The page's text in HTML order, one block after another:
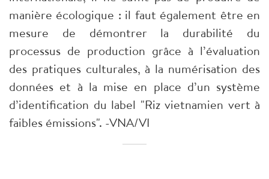
manière écologique : il faut également être en
mesure de démontrer la durabilité du
processus de production grâce à l’évaluation
des pratiques culturales, à la numérisation des
données et à la mise en place d’un système
d’identification du label "Riz vietnamien vert à
faibles émissions". -VNA/VI